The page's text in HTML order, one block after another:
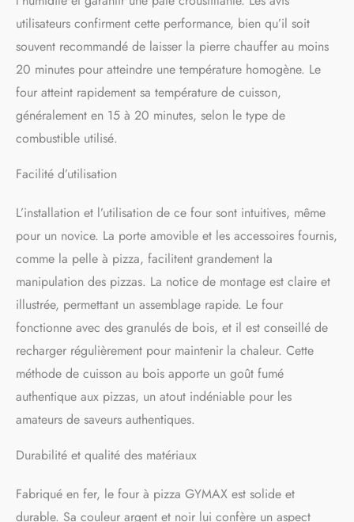
𝐀𝐩𝐩𝐥𝐢𝐜𝐚𝐭𝐢𝐨𝐧﹟Équipé de 4
pieds pliables et d'une
cheminée détachable, ce
four à pizza à bois peut être
transformé en un format
compact pour un stockage
et un transport faciles. Il
famille.stockage et un
transport faciles. Il convient
donc parfaitement aux
barbecues dans l'arrière-
cour, au camping, aux fêtes
et aux réunions de famille.
﹟𝐀𝐜𝐜𝐞𝐬𝐬𝐨𝐢𝐫𝐞𝐬 𝐂𝐨𝐦𝐩𝐥𝐞𝐭𝐬﹟
Une porte amovible, une
trémie de chargement, une
cheminée amovible avec
bouchon étanche, une
pierre à pizza de 33cm et
de cuisson de pizza
aussi bien aux débutants
la poignée en bois de hêtre
est fraîche au toucher, vous
utilisateurs confirment cette performance, bien qu’il soit
souvent recommandé de laisser la pierre chauffer au moins
20 minutes pour atteindre une température homogène. Le
four atteint rapidement sa température de cuisson,
généralement en 15 à 20 minutes, selon le type de
combustible utilisé.
Facilité d’utilisation
L’installation et l’utilisation de ce four sont intuitives, même
pour un novice. La porte amovible et les accessoires fournis,
comme la pelle à pizza, facilitent grandement la
manipulation des pizzas. La notice de montage est claire et
illustrée, permettant un assemblage rapide. Le four
fonctionne avec des granulés de bois, et il est conseillé de
recharger régulièrement pour maintenir la chaleur. Cette
méthode de cuisson au bois apporte un goût fumé
authentique aux pizzas, un atout indéniable pour les
amateurs de saveurs authentiques.
Durabilité et qualité des matériaux
Fabriqué en fer, le four à pizza GYMAX est solide et
durable. Sa couleur argent et noir lui confère un aspect